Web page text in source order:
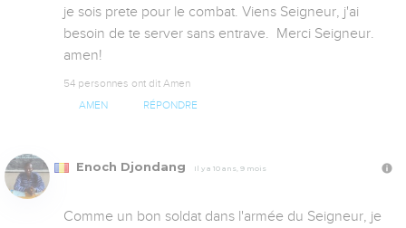
je sois prete pour le combat. Viens Seigneur, j'ai
besoin de te server sans entrave.  Merci Seigneur.
amen!
54 personnes ont dit Amen
AMEN RÉPONDRE
Enoch Djondang Il y a 10 ans, 9 mois
Comme un bon soldat dans l'armée du Seigneur, je